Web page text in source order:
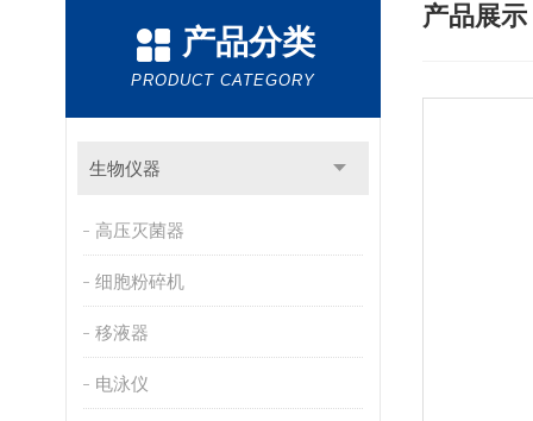
产品分类
PRODUCT CATEGORY
生物仪器
高压灭菌器
细胞粉碎机
移液器
电泳仪
产品展示